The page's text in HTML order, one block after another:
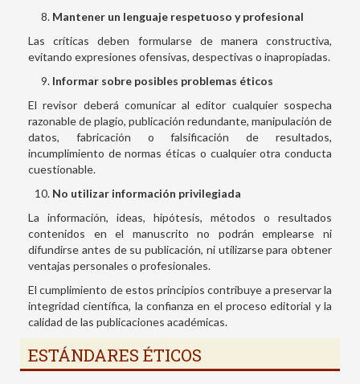
Mantener un lenguaje respetuoso y profesional
Las críticas deben formularse de manera constructiva,
evitando expresiones ofensivas, despectivas o inapropiadas.
Informar sobre posibles problemas éticos
El revisor deberá comunicar al editor cualquier sospecha
razonable de plagio, publicación redundante, manipulación de
datos, fabricación o falsificación de resultados,
incumplimiento de normas éticas o cualquier otra conducta
cuestionable.
No utilizar información privilegiada
La información, ideas, hipótesis, métodos o resultados
contenidos en el manuscrito no podrán emplearse ni
difundirse antes de su publicación, ni utilizarse para obtener
ventajas personales o profesionales.
El cumplimiento de estos principios contribuye a preservar la
integridad científica, la confianza en el proceso editorial y la
calidad de las publicaciones académicas.
ESTÁNDARES ÉTICOS